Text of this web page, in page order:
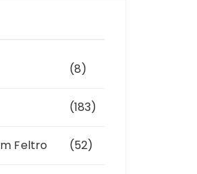
(8)
(183)
Feltro (52)